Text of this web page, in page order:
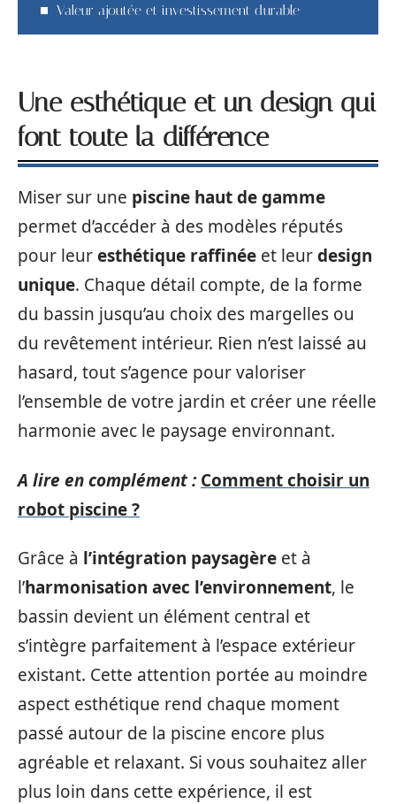
Valeur ajoutée et investissement durable
Une esthétique et un design qui
font toute la différence
Miser sur une piscine haut de gamme
permet d’accéder à des modèles réputés
pour leuresthétique raffinée et leurdesign
unique. Chaque détail compte, de la forme
du bassin jusqu’au choix des margelles ou
du revêtement intérieur. Rien n’est laissé au
hasard, tout s’agence pour valoriser
l’ensemble de votre jardin et créer une réelle
harmonie avec le paysage environnant.
A lire en complément : Comment choisir un
robot piscine ?
Grâce à l’intégration paysagère et à
l’harmonisation avec l’environnement, le
bassin devient un élément central et
s’intègre parfaitement à l’espace extérieur
existant. Cette attention portée au moindre
aspect esthétique rend chaque moment
passé autour de la piscine encore plus
agréable et relaxant. Si vous souhaitez aller
plus loin dans cette expérience, il est